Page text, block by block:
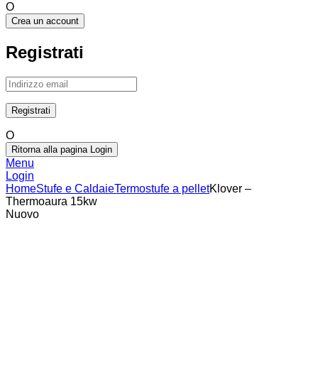
O
Crea un account
Registrati
O
Ritorna alla pagina Login
Menu
Login
HomeStufe e CaldaieTermostufe a pelletKlover –
Thermoaura 15kw
Nuovo